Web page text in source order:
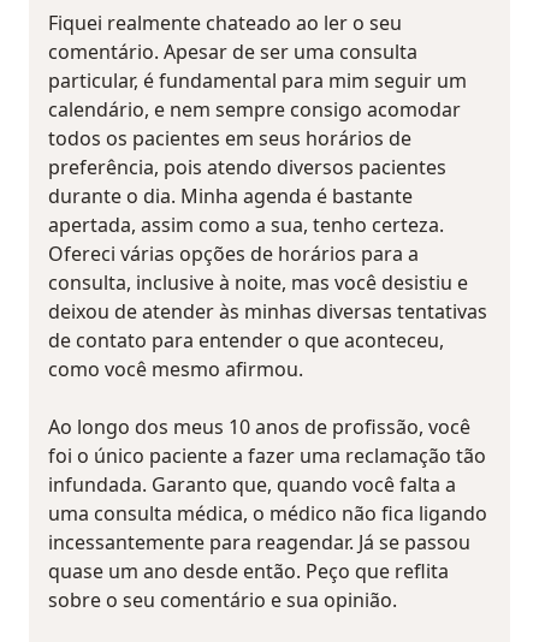
Fiquei realmente chateado ao ler o seu
comentário. Apesar de ser uma consulta
particular, é fundamental para mim seguir um
calendário, e nem sempre consigo acomodar
todos os pacientes em seus horários de
preferência, pois atendo diversos pacientes
durante o dia. Minha agenda é bastante
apertada, assim como a sua, tenho certeza.
Ofereci várias opções de horários para a
consulta, inclusive à noite, mas você desistiu e
deixou de atender às minhas diversas tentativas
de contato para entender o que aconteceu,
como você mesmo afirmou.
Ao longo dos meus 10 anos de profissão, você
foi o único paciente a fazer uma reclamação tão
infundada. Garanto que, quando você falta a
uma consulta médica, o médico não fica ligando
incessantemente para reagendar. Já se passou
quase um ano desde então. Peço que reflita
sobre o seu comentário e sua opinião.